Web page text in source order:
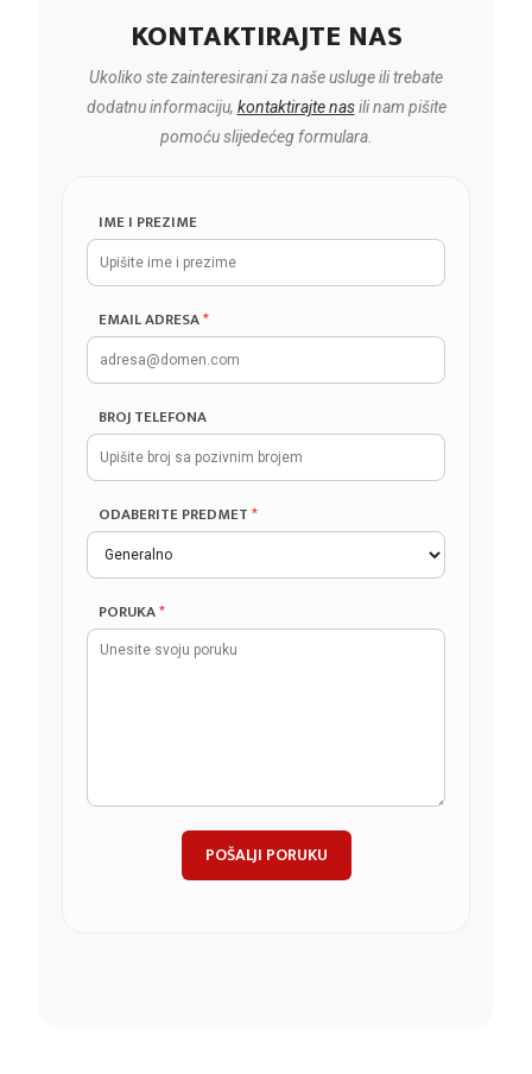
KONTAKTIRAJTE NAS
Ukoliko ste zainteresirani za naše usluge ili trebate
dodatnu informaciju, kontaktirajte nasili nam pišite
pomoću slijedećeg formulara.
IME I PREZIME
EMAIL ADRESA*
BROJ TELEFONA
ODABERITE PREDMET*
PORUKA*
POŠALJI PORUKU